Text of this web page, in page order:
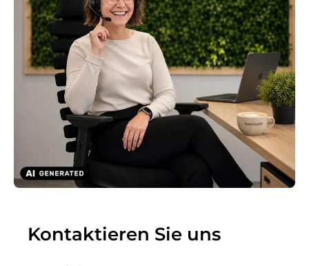
Kontaktieren Sie uns